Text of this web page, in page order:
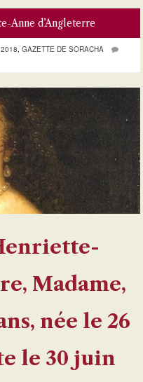
Anne d’Angleterre
2018, GAZETTE DE SORACHA
Madame,
née le 26
le 30 juin